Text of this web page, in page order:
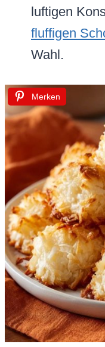
luftigen
fluffigen
Wahl.
Merken